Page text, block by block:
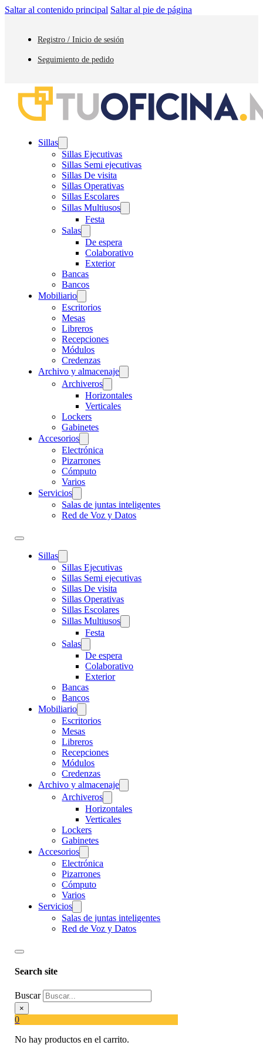
Saltar al contenido principal Saltar al pie de página
Registro / Inicio de sesión
Seguimiento de pedido
Sillas
Sillas Ejecutivas
Sillas Semi ejecutivas
Sillas De visita
Sillas Operativas
Sillas Escolares
Sillas Multiusos
Festa
Salas
De espera
Colaborativo
Exterior
Bancas
Bancos
Mobiliario
Escritorios
Mesas
Libreros
Recepciones
Módulos
Credenzas
Archivo y almacenaje
Archiveros
Horizontales
Verticales
Lockers
Gabinetes
Accesorios
Electrónica
Pizarrones
Cómputo
Varios
Servicios
Salas de juntas inteligentes
Red de Voz y Datos
Sillas
Sillas Ejecutivas
Sillas Semi ejecutivas
Sillas De visita
Sillas Operativas
Sillas Escolares
Sillas Multiusos
Festa
Salas
De espera
Colaborativo
Exterior
Bancas
Bancos
Mobiliario
Escritorios
Mesas
Libreros
Recepciones
Módulos
Credenzas
Archivo y almacenaje
Archiveros
Horizontales
Verticales
Lockers
Gabinetes
Accesorios
Electrónica
Pizarrones
Cómputo
Varios
Servicios
Salas de juntas inteligentes
Red de Voz y Datos
Search site
Buscar
×
0
No hay productos en el carrito.